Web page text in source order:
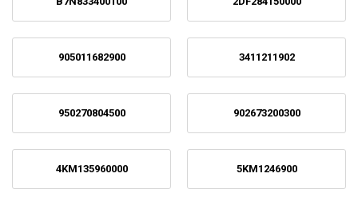
905011682900 3411211902
950270804500 902673200300
4KM135960000 5KM1246900